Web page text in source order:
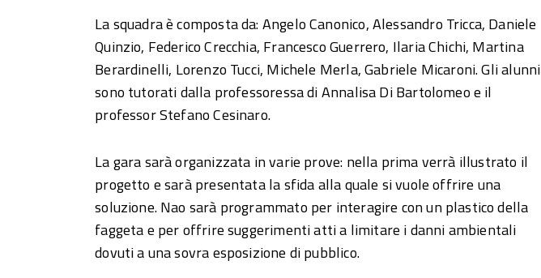
La squadra è composta da: Angelo Canonico, Alessandro Tricca, Daniele
Quinzio, Federico Crecchia, Francesco Guerrero, Ilaria Chichi, Martina
Berardinelli, Lorenzo Tucci, Michele Merla, Gabriele Micaroni. Gli alunni
sono tutorati dalla professoressa di Annalisa Di Bartolomeo e il
professor Stefano Cesinaro.
La gara sarà organizzata in varie prove: nella prima verrà illustrato il
progetto e sarà presentata la sfida alla quale si vuole offrire una
soluzione. Nao sarà programmato per interagire con un plastico della
faggeta e per offrire suggerimenti atti a limitare i danni ambientali
dovuti a una sovra esposizione di pubblico.